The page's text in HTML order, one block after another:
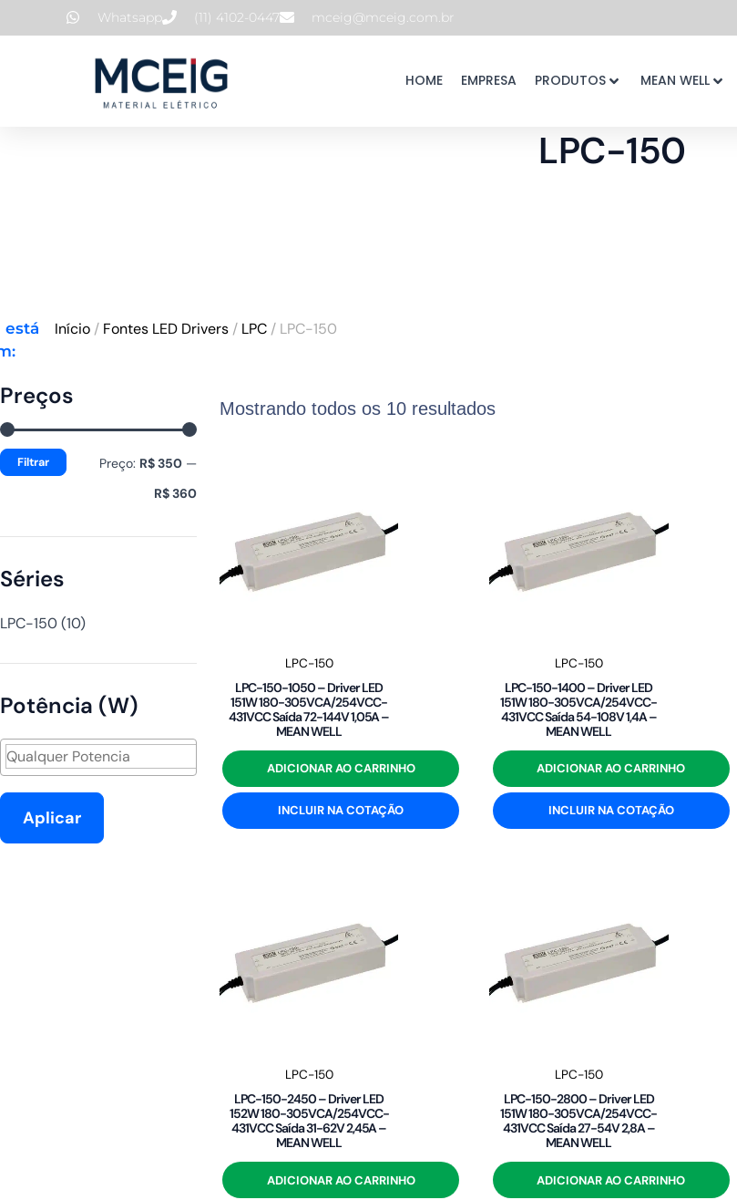
para
Whatsapp (11) 4102-0447 mceig@mceig.com.br
HOME EMPRESA PRODUTOS MEAN WELL
LPC-150
está
Início / Fontes LED Drivers / LPC / LPC-150
Preços
mínimo
máximo
Filtrar Preço: R$ 350 —
R$ 360
Séries
LPC-150(10)
Potência (W)
Aplicar
Mostrando todos os 10 resultados
LPC-150
LPC-150-1050 – Driver LED
151W 180-305VCA/254VCC-
431VCC Saída 72-144V 1,05A –
MEAN WELL
ADICIONAR AO CARRINHO
INCLUIR NA COTAÇÃO
LPC-150
LPC-150-1400 – Driver LED
151W 180-305VCA/254VCC-
431VCC Saída 54-108V 1,4A –
MEAN WELL
ADICIONAR AO CARRINHO
INCLUIR NA COTAÇÃO
LPC-150
LPC-150-2450 – Driver LED
152W 180-305VCA/254VCC-
431VCC Saída 31-62V 2,45A –
MEAN WELL
ADICIONAR AO CARRINHO
LPC-150
LPC-150-2800 – Driver LED
151W 180-305VCA/254VCC-
431VCC Saída 27-54V 2,8A –
MEAN WELL
ADICIONAR AO CARRINHO